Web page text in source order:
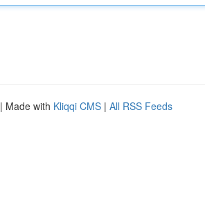
| Made with Kliqqi CMS | All RSS Feeds